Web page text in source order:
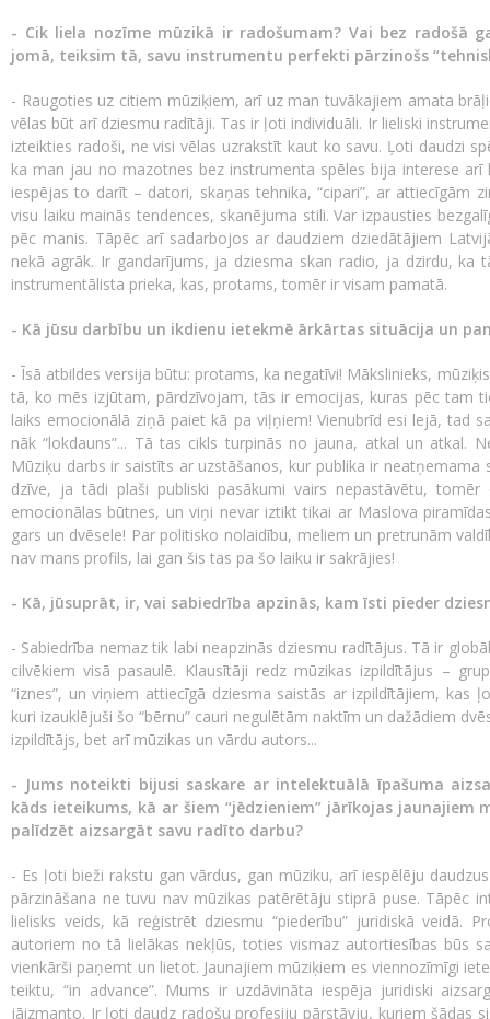
- Cik liela nozīme mūzikā ir radošumam? Vai bez radošā
jomā, teiksim tā, savu instrumentu perfekti pārzinošs
- Raugoties uz citiem mūziķiem, arī uz man tuvākajiem amata
vēlas būt arī dziesmu radītāji. Tas ir ļoti individuāli. Ir lieliski
izteikties radoši, ne visi vēlas uzrakstīt kaut ko savu. Ļoti daudzi
ka man jau no mazotnes bez instrumenta spēles bija interese
iespējas to darīt – datori, skaņas tehnika, “cipari”, ar attiecīgām
visu laiku mainās tendences, skanējuma stili. Var izpausties
pēc manis. Tāpēc arī sadarbojos ar daudziem dziedātājiem
nekā agrāk. Ir gandarījums, ja dziesma skan radio, ja dzirdu, ka
instrumentālista prieka, kas, protams, tomēr ir visam pamatā.
- Kā jūsu darbību un ikdienu ietekmē ārkārtas situācija un
- Īsā atbildes versija būtu: protams, ka negatīvi! Mākslinieks,
tā, ko mēs izjūtam, pārdzīvojam, tās ir emocijas, kuras pēc tam
laiks emocionālā ziņā paiet kā pa viļņiem! Vienubrīd esi lejā, tad
nāk “lokdauns”... Tā tas cikls turpinās no jauna, atkal un atkal.
Mūziķu darbs ir saistīts ar uzstāšanos, kur publika ir
dzīve, ja tādi plaši publiski pasākumi vairs nepastāvētu,
emocionālas būtnes, un viņi nevar iztikt tikai ar Maslova
gars un dvēsele! Par politisko nolaidību, meliem un pretrunām
nav mans profils, lai gan šis tas pa šo laiku ir sakrājies!
- Kā, jūsuprāt, ir, vai sabiedrība apzinās, kam īsti pieder
- Sabiedrība nemaz tik labi neapzinās dziesmu radītājus. Tā ir
cilvēkiem visā pasaulē. Klausītāji redz mūzikas izpildītājus –
“iznes”, un viņiem attiecīgā dziesma saistās ar izpildītājiem, kas
kuri izauklējuši šo “bērnu” cauri negulētām naktīm un dažādiem
izpildītājs, bet arī mūzikas un vārdu autors...
- Jums noteikti bijusi saskare ar intelektuālā īpašuma
kāds ieteikums, kā ar šiem “jēdzieniem” jārīkojas jaunajiem
palīdzēt aizsargāt savu radīto darbu?
- Es ļoti bieži rakstu gan vārdus, gan mūziku, arī iespēlēju
pārzināšana ne tuvu nav mūzikas patērētāju stiprā puse. Tāpēc
lielisks veids, kā reģistrēt dziesmu “piederību” juridiskā veidā.
autoriem no tā lielākas nekļūs, toties vismaz autortiesības būs
vienkārši paņemt un lietot. Jaunajiem mūziķiem es viennozīmīgi
teiktu, “in advance”. Mums ir uzdāvināta iespēja juridiski
jāizmanto. Ir ļoti daudz radošu profesiju pārstāvju, kuriem šādas